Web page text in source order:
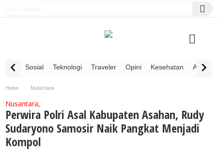
Sosial Teknologi Traveler Opini Kesehatan
Home
Nusantara
Kompol
Nusantara,
Perwira Polri Asal Kabupaten Asahan, Rudy
Sudaryono Samosir Naik Pangkat Menjadi
Kompol